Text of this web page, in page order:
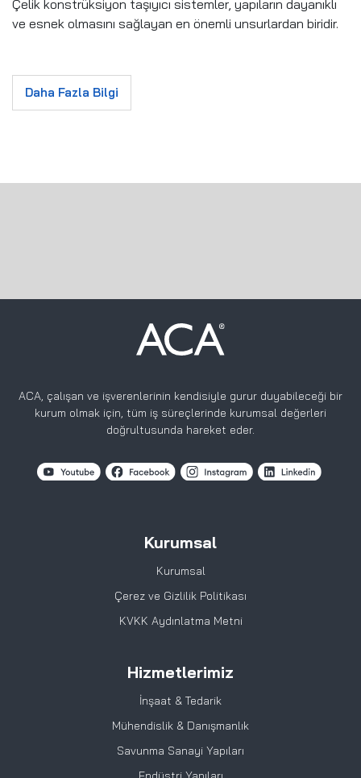
Çelik konstrüksiyon taşıyıcı sistemler, yapıların dayanıklı
ve esnek olmasını sağlayan en önemli unsurlardan biridir.
dayanıklıdır ve daha yüksek yapılar inşa etmek için
Daha Fazla Bilgi
ACA, çalışan ve işverenlerinin kendisiyle gurur duyabileceği bir
kurum olmak için, tüm iş süreçlerinde kurumsal değerleri
doğrultusunda hareket eder.
Kurumsal
Kurumsal
Çerez ve Gizlilik Politikası
KVKK Aydınlatma Metni
Hizmetlerimiz
İnşaat & Tedarik
Mühendislik & Danışmanlık
Savunma Sanayi Yapıları